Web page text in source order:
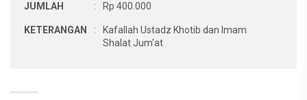
JUMLAH : Rp 400.000
KETERANGAN :
Kafallah Ustadz Khotib dan Imam
Shalat Jum'at